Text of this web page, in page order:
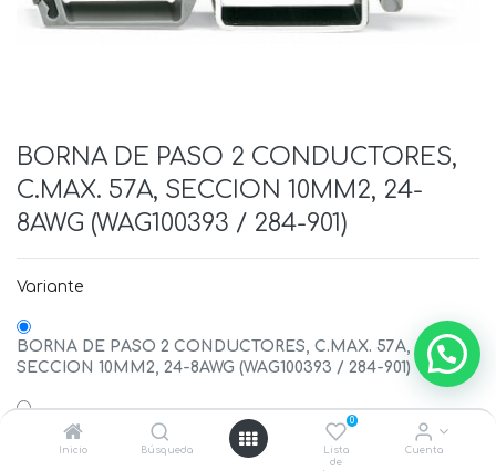
Inicio Búsqueda
0
Lista
de
Cuenta
BORNA DE PASO 2 CONDUCTORES,
C.MAX. 57A, SECCION 10MM2, 24-
8AWG (WAG100393 / 284-901)
Variante
BORNA DE PASO 2 CONDUCTORES, C.MAX. 57A,
SECCION 10MM2, 24-8AWG (WAG100393 / 284-901)
BORNA DE PASO 2 CONDUCTORES AZUL, C.MAX. 57A,
SECCION 10MM2, 24-8AWG (WAG100394 / 284-904)